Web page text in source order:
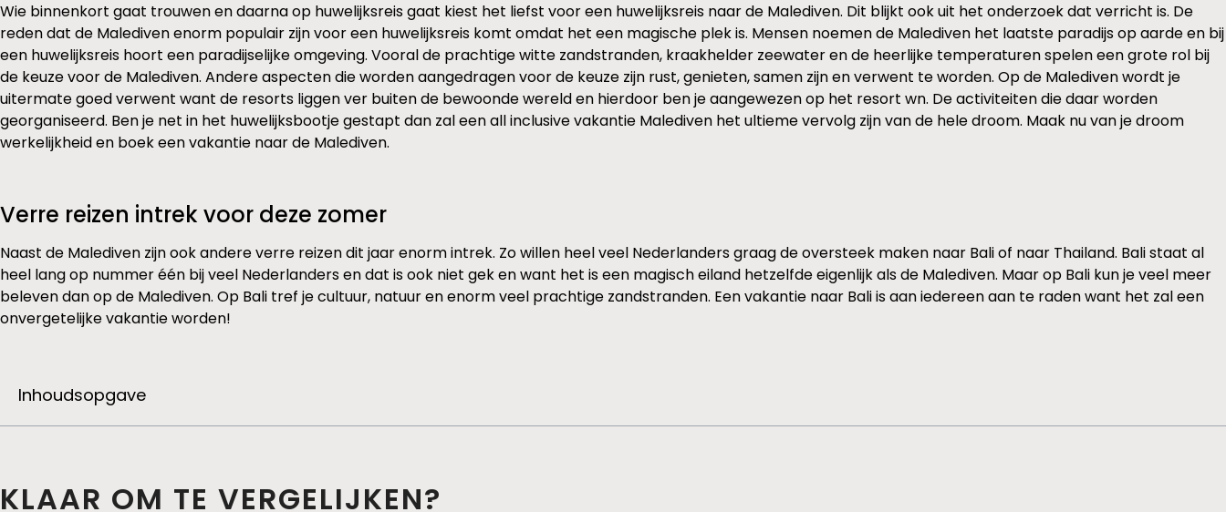
Wie binnenkort gaat trouwen en daarna op huwelijksreis gaat kiest het liefst voor een huwelijksreis naar de Malediven. Dit blijkt ook uit het onderzoek dat verricht is. De
reden dat de Malediven enorm populair zijn voor een huwelijksreis komt omdat het een magische plek is. Mensen noemen de Malediven het laatste paradijs op aarde en bij
een huwelijksreis hoort een paradijselijke omgeving. Vooral de prachtige witte zandstranden, kraakhelder zeewater en de heerlijke temperaturen spelen een grote rol bij
de keuze voor de Malediven. Andere aspecten die worden aangedragen voor de keuze zijn rust, genieten, samen zijn en verwent te worden. Op de Malediven wordt je
uitermate goed verwent want de resorts liggen ver buiten de bewoonde wereld en hierdoor ben je aangewezen op het resort wn. De activiteiten die daar worden
georganiseerd. Ben je net in het huwelijksbootje gestapt dan zal een all inclusive vakantie Malediven het ultieme vervolg zijn van de hele droom. Maak nu van je droom
werkelijkheid en boek een vakantie naar de Malediven.
Verre reizen intrek voor deze zomer
Naast de Malediven zijn ook andere verre reizen dit jaar enorm intrek. Zo willen heel veel Nederlanders graag de oversteek maken naar Bali of naar Thailand. Bali staat al
heel lang op nummer één bij veel Nederlanders en dat is ook niet gek en want het is een magisch eiland hetzelfde eigenlijk als de Malediven. Maar op Bali kun je veel meer
beleven dan op de Malediven. Op Bali tref je cultuur, natuur en enorm veel prachtige zandstranden. Een vakantie naar Bali is aan iedereen aan te raden want het zal een
onvergetelijke vakantie worden!
Inhoudsopgave
KLAAR OM TE VERGELIJKEN?